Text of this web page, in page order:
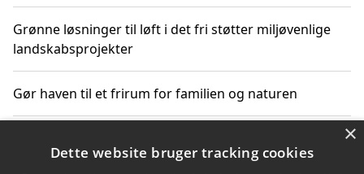
Grønne løsninger til løft i det fri støtter miljøvenlige
landskabsprojekter
Gør haven til et frirum for familien og naturen
×
Dette website bruger tracking cookies